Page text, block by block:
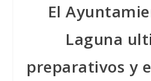
El
Laguna
preparativos y